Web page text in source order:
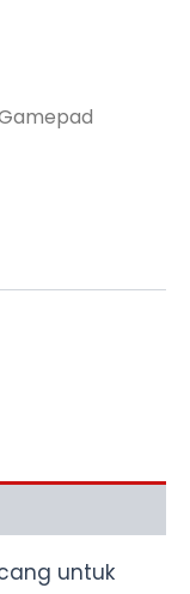
untuk